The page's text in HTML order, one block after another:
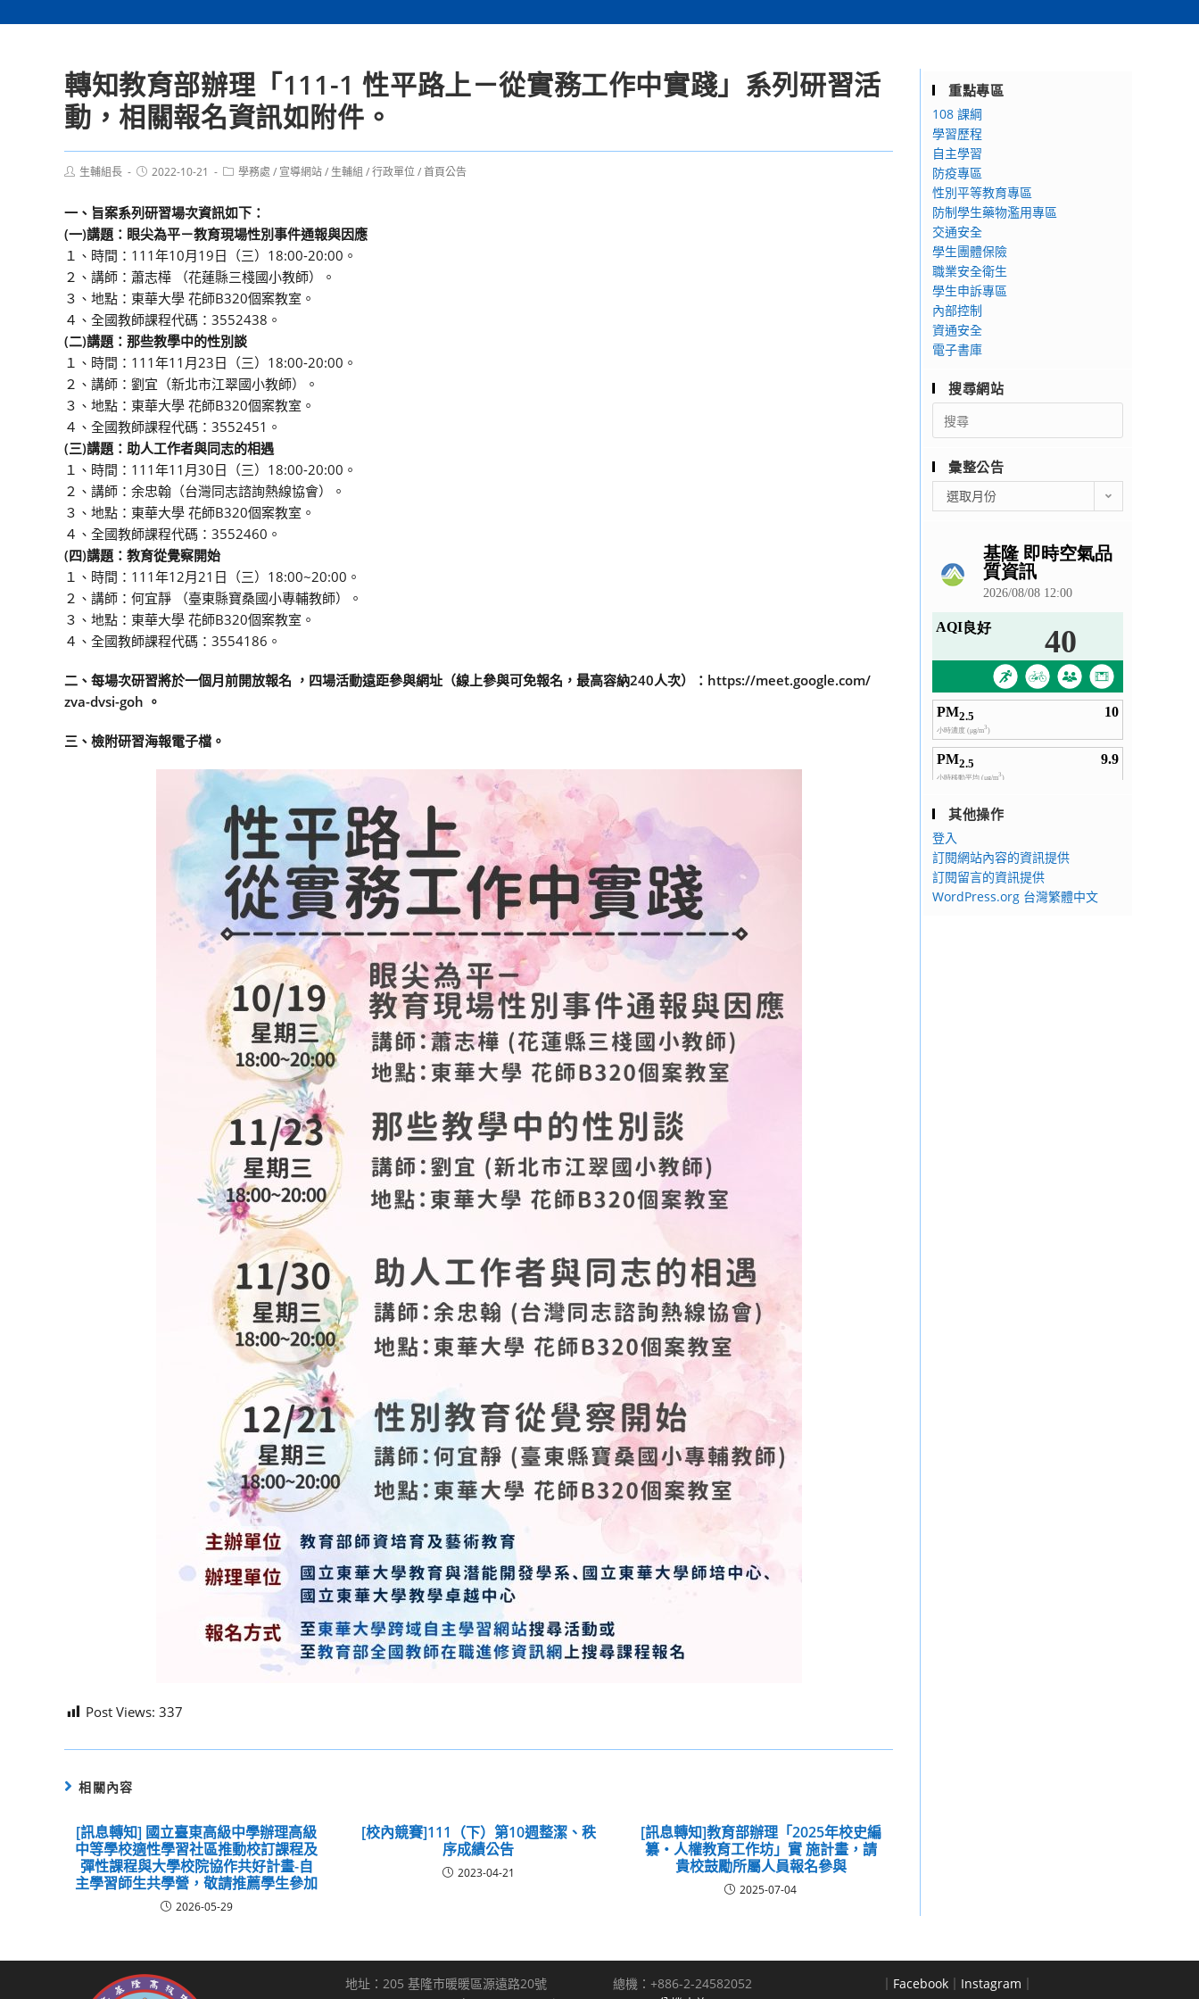
轉知教育部辦理「111-1 性平路上－從實務工作中實踐」系列研習活
動，相關報名資訊如附件。
Post生輔組長
Post2022-10-21
Post學務處 / 宣導網站/ 生輔組 /行政單位/首頁公告
一、旨案系列研習場次資訊如下：
(一)講題：眼尖為平－教育現場性別事件通報與因應
１、時間：111年10月19日（三）18:00-20:00。
２、講師：蕭志樺 （花蓮縣三棧國小教師）。
３、地點：東華大學 花師B320個案教室。
４、全國教師課程代碼：3552438。
(二)講題：那些教學中的性別談
１、時間：111年11月23日（三）18:00-20:00。
２、講師：劉宜（新北市江翠國小教師）。
３、地點：東華大學 花師B320個案教室。
４、全國教師課程代碼：3552451。
(三)講題：助人工作者與同志的相遇
１、時間：111年11月30日（三）18:00-20:00。
２、講師：余忠翰（台灣同志諮詢熱線協會）。
３、地點：東華大學 花師B320個案教室。
４、全國教師課程代碼：3552460。
(四)講題：教育從覺察開始
１、時間：111年12月21日（三）18:00~20:00。
２、講師：何宜靜 （臺東縣寶桑國小專輔教師）。
３、地點：東華大學 花師B320個案教室。
４、全國教師課程代碼：3554186。
二、每場次研習將於一個月前開放報名 ，四場活動遠距參與網址（線上參與可免報名，最高容納240人次）：https://meet.google.com/
zva-dvsi-goh 。
三、檢附研習海報電子檔。
Post Views: 337
相關內容
[訊息轉知] 國立臺東高級中學辦理高級
中等學校適性學習社區推動校訂課程及
彈性課程與大學校院協作共好計畫-自
主學習師生共學營，敬請推薦學生參加
2026-05-29
[校內競賽]111（下）第10週整潔、秩
序成績公告
2023-04-21
[訊息轉知]教育部辦理「2025年校史編
纂‧人權教育工作坊」實 施計畫，請
貴校鼓勵所屬人員報名參與
2025-07-04
重點專區
108 課綱
學習歷程
自主學習
防疫專區
性別平等教育專區
防制學生藥物濫用專區
交通安全
學生團體保險
職業安全衛生
學生申訴專區
內部控制
資通安全
電子書庫
搜尋網站
Search
for:
彙整公告
整
選取月份
其他操作
登入
訂閱網站內容的資訊提供
訂閱留言的資訊提供
WordPress.org 台灣繁體中文
地址：205 基隆市暖暖區源遠路20號
總機：+886-2-24582052
｜ Facebook ｜ Instagram ｜